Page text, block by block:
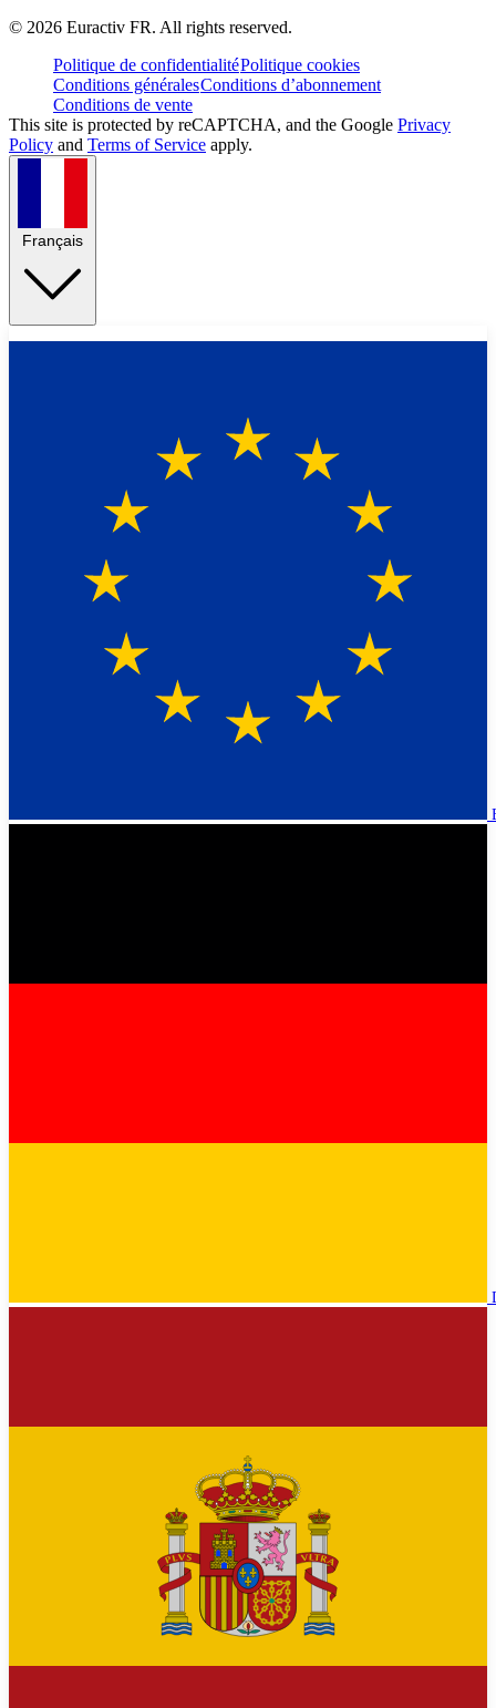
© 2026 Euractiv FR. All rights reserved.
Politique de confidentialitéPolitique cookies
Conditions généralesConditions d’abonnement
Conditions de vente
This site is protected by reCAPTCHA, and the Google Privacy
Policy and Terms of Service apply.
Français